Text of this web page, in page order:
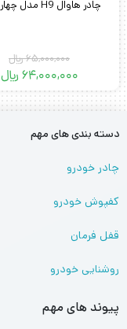
چادر هاوال H9 مدل چهار فصل
65,000,000﷼
64,000,000 ﷼
دسته بندی های مهم
چادر خودرو
کفپوش خودرو
قفل فرمان
روشنایی خودرو
پیوند های مهم